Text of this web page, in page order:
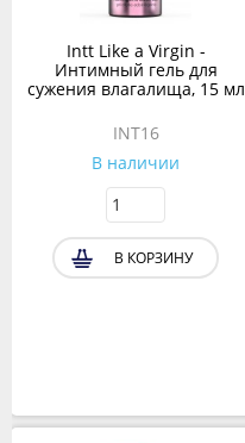
Intt Like a Virgin -
Интимный гель для
сужения влагалища, 15 мл
INT16
В наличии
В КОРЗИНУ